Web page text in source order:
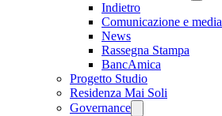
Indietro
Comunicazione e media
News
Rassegna Stampa
BancAmica
Progetto Studio
Residenza Mai Soli
Governance